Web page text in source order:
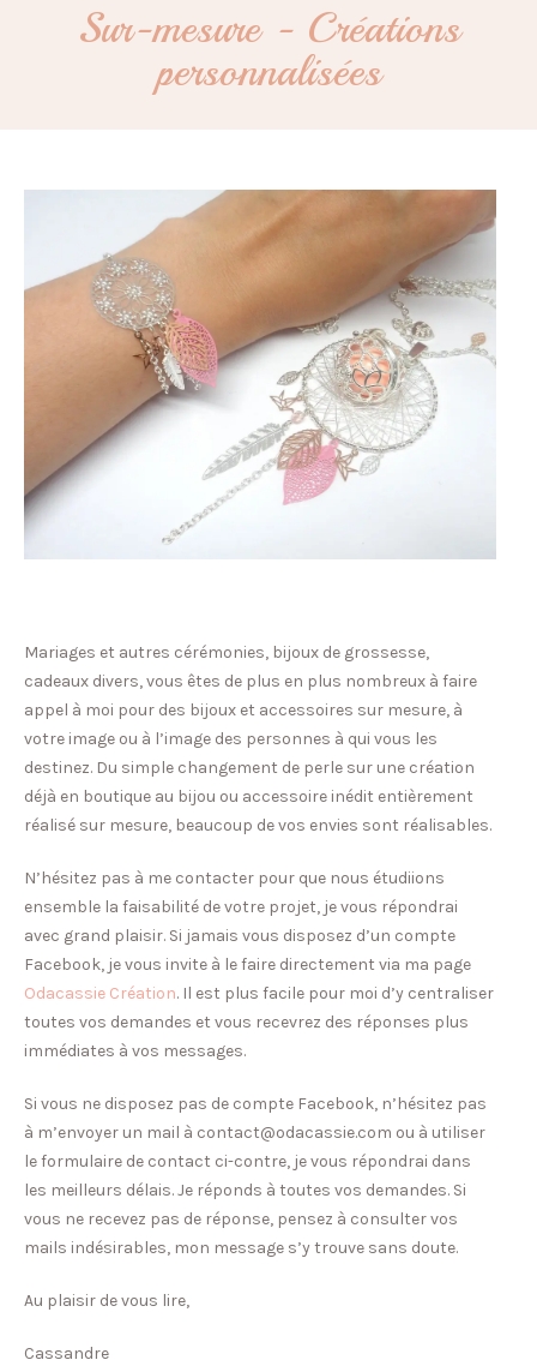
Sur-mesure - Créations
personnalisées
Mariages et autres cérémonies, bijoux de grossesse,
cadeaux divers, vous êtes de plus en plus nombreux à faire
appel à moi pour des bijoux et accessoires sur mesure, à
votre image ou à l’image des personnes à qui vous les
destinez. Du simple changement de perle sur une création
déjà en boutique au bijou ou accessoire inédit entièrement
réalisé sur mesure, beaucoup de vos envies sont réalisables.
N’hésitez pas à me contacter pour que nous étudiions
ensemble la faisabilité de votre projet, je vous répondrai
avec grand plaisir. Si jamais vous disposez d’un compte
Facebook, je vous invite à le faire directement via ma page
Odacassie Création. Il est plus facile pour moi d’y centraliser
toutes vos demandes et vous recevrez des réponses plus
immédiates à vos messages.
Si vous ne disposez pas de compte Facebook, n’hésitez pas
à m’envoyer un mail à contact@odacassie.com ou à utiliser
le formulaire de contact ci-contre, je vous répondrai dans
les meilleurs délais. Je réponds à toutes vos demandes. Si
vous ne recevez pas de réponse, pensez à consulter vos
mails indésirables, mon message s’y trouve sans doute.
Au plaisir de vous lire,
Cassandre